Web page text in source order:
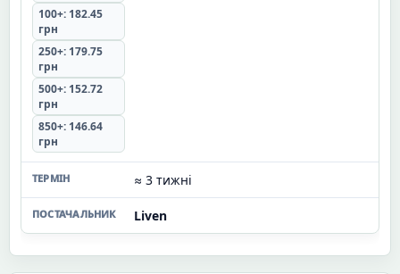
100+: 182.45
грн
250+: 179.75
грн
500+: 152.72
грн
850+: 146.64
грн
≈ 3 тижні
Liven